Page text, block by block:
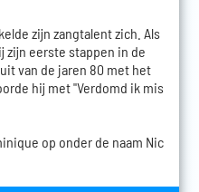
zijn zangtalent zich. Als
zijn eerste stappen in de
van de jaren 80 met het
hij met "Verdomd ik mis
op onder de naam Nic